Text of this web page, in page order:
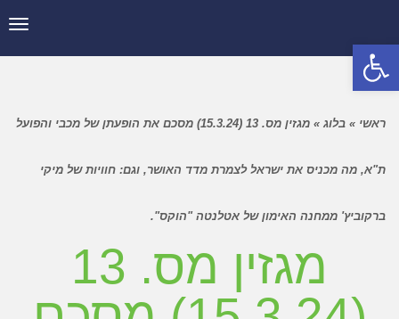
פתח סרגל נגישות
ראשי » בלוג » מגזין מס. 13 (15.3.24) מסכם את הופעתן של מכבי והפועל
ת"א, מה מכניס את ישראל לצמרת מדד האושר, וגם: חוויות של מיקי
ברקוביץ' ממחנה האימון של אטלנטה "הוקס".
מגזין מס. 13